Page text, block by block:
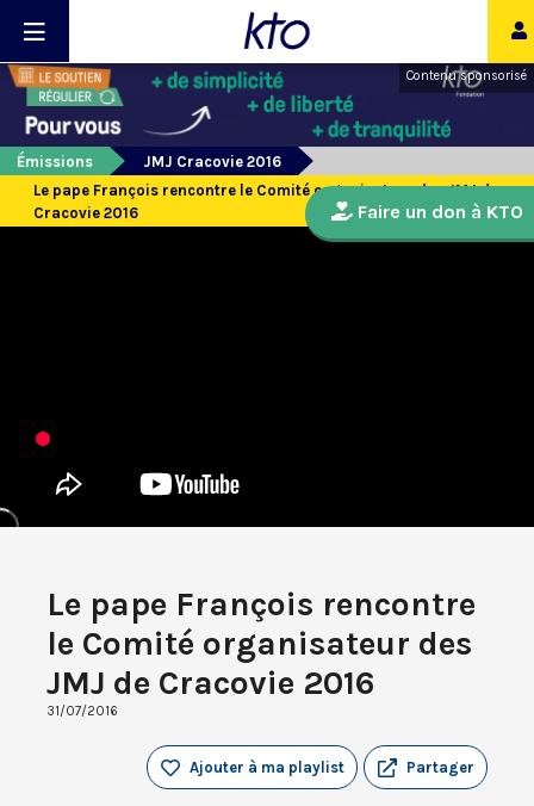
Contenu sponsorisé
Émissions
JMJ Cracovie 2016
Le pape François rencontre le Comité organisateur des JMJ de
Cracovie 2016
Le pape François rencontre
le Comité organisateur des
JMJ de Cracovie 2016
31/07/2016
Partager
Ajouter à ma playlist
Faire un don à KTO